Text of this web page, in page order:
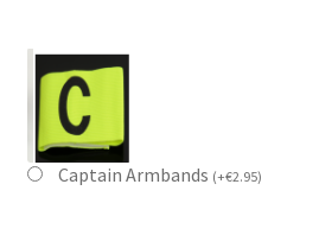
Captain Armbands (+€2.95)